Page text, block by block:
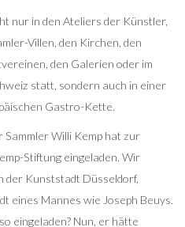
nur in den Ateliers der Künstler,
Villen, den Kirchen, den
den Galerien oder im
statt, sondern auch in einer
Gastro-Kette.
Willi Kemp hat zur
Stiftung eingeladen. Wir
der Kunststadt Düsseldorf,
eines Mannes wie Joseph Beuys.
eingeladen? Nun, er hätte